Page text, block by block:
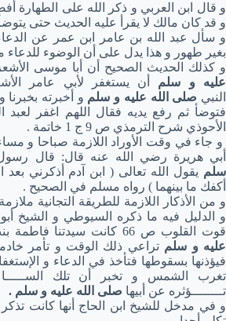
و قال ابن العربي و ذكر الله على الطهارة
و قد كان مالك لا يقرأ عليه الحديث حتى
و سأل عبد الله بن عامر ابن عمر عن
بغير طهور و هذا يدل على أن الوضوء
و كذلك الحديث الصحيح أن أبا موسى
عليه و سلم أن يستغفر لأبي عامر
النبي صلى الله عليه و سلم و أخبرته
فتوضأ ثم رفع يديه فقال اللهم اغفر لعبد
الأحوذي شرح الترمذي ص 9 ج 1 خاتمة .
و جاء في وقت الأوراد اللازمة صباحا و
أبي هريرة رضي الله عنه قال: قال رسول
سلم يقول الله تعالى ( ابن آدم أذكرني
أكفك ما بينهما ) رواه مسلم في الصحيح .
و من الأذكار اللازمة للطريقة التجانية
و الدليل فيه ما ذكره السيوطي و الشيخ
قوت القلوب ص 66 كانت سيدتنا فاطمة بنت رسول الله
عليه و سلم تراعي ذلك الوقت و تأمر
فيؤذنها بسقوطها فتأخذ في الدعاء و
تغرب الشمس و تخبر أن تلك
تــــــــؤثره عن أبيها صلى الله عليه و سلم .
و في مدخل للشيخ ابن الحاج أنها كانت